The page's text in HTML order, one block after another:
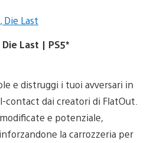
Last | PS5*
e distruggi i tuoi avversari in
contact dai creatori di FlatOut.
e potenziale,
la carrozzeria per